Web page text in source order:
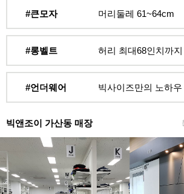
#큰모자 머리둘레 61~64cm
#롱벨트 허리 최대68인치까지
#언더웨어 빅사이즈만의 노하우
빅앤조이 가산동 매장